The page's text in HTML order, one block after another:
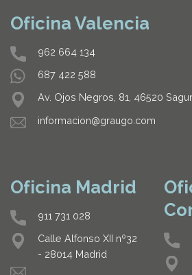
Oficina Madrid
911 731 028
Calle Alfonso XII nº32
- 28014 Madrid
Oficina Valencia
962 664 134
687 422 588
Av. Ojos Negros, 81, 46520
informacion@graugo.com